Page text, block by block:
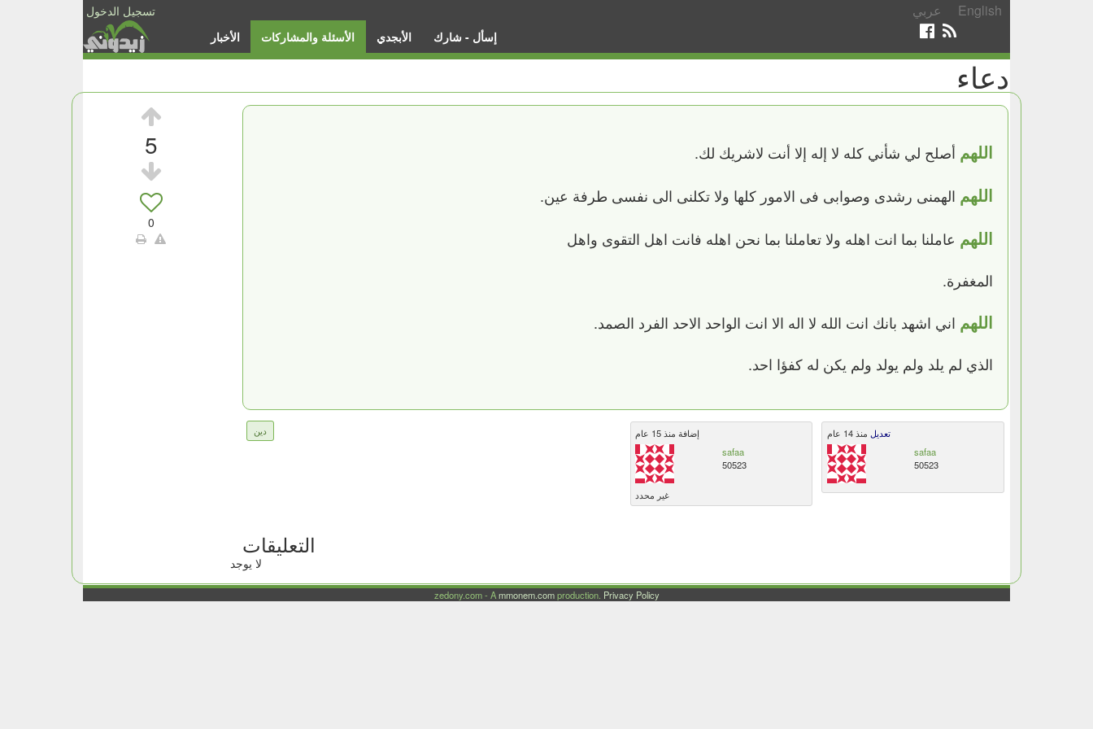
تسجيل الدخول عربي English
الأخبار الأسئلة والمشاركات الأبجدي إسأل - شارك
دعاء
5
0
اللهم أصلح لي شأني كله لا إله إلا أنت لاشريك لك.
اللهم الهمنى رشدى وصوابى فى الامور كلها ولا تكلنى الى نفسى طرفة عين.
اللهم عاملنا بما انت اهله ولا تعاملنا بما نحن اهله فانت اهل التقوى واهل
المغفرة.
اللهم اني اشهد بانك انت الله لا اله الا انت الواحد الاحد الفرد الصمد.
الذي لم يلد ولم يولد ولم يكن له كفؤا احد.
دين
إضافة منذ 15 عام
safaa
50523
غير محدد
تعديل منذ 14 عام
safaa
50523
التعليقات
لا يوجد
zedony.com - Ammonem.comproduction. Privacy Policy